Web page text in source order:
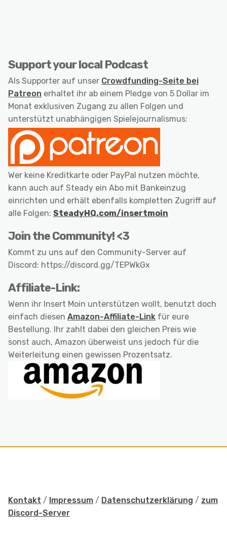
Support your local Podcast
Als Supporter auf unser Crowdfunding-Seite bei
Patreon erhaltet ihr ab einem Pledge von 5 Dollar im
Monat exklusiven Zugang zu allen Folgen und
unterstützt unabhängigen Spielejournalismus:
Wer keine Kreditkarte oder PayPal nutzen möchte,
kann auch auf Steady ein Abo mit Bankeinzug
einrichten und erhält ebenfalls kompletten Zugriff auf
alle Folgen: SteadyHQ.com/insertmoin
Join the Community! <3
Kommt zu uns auf den Community-Server auf
Discord: https://discord.gg/TEPWkGx
Affiliate-Link:
Wenn ihr Insert Moin unterstützen wollt, benutzt doch
einfach diesen Amazon-Affiliate-Link für eure
Bestellung. Ihr zahlt dabei den gleichen Preis wie
sonst auch, Amazon überweist uns jedoch für die
Weiterleitung einen gewissen Prozentsatz.
Kontakt / Impressum / Datenschutzerklärung / zum
Discord-Server